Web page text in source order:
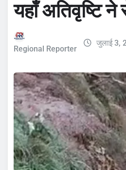
यहाँ अतिवृष्टि ने
Regional Reporter
जुलाई 3,